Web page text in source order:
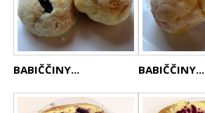
BABIČČINY... BABIČČINY...